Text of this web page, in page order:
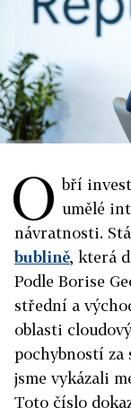
O bří
umělé
návratnosti.
bublině, která
Podle Borise
střední a
oblasti
pochybností za
jsme vykázali
Toto číslo